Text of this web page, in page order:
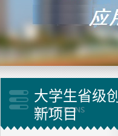
大学生省级创
新项目